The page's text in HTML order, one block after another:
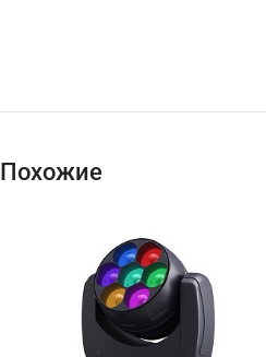
Похожие